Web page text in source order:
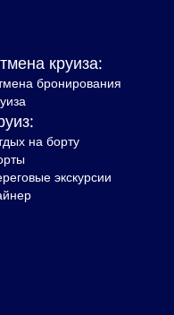
круиза:
бронирования
на борту
экскурсии